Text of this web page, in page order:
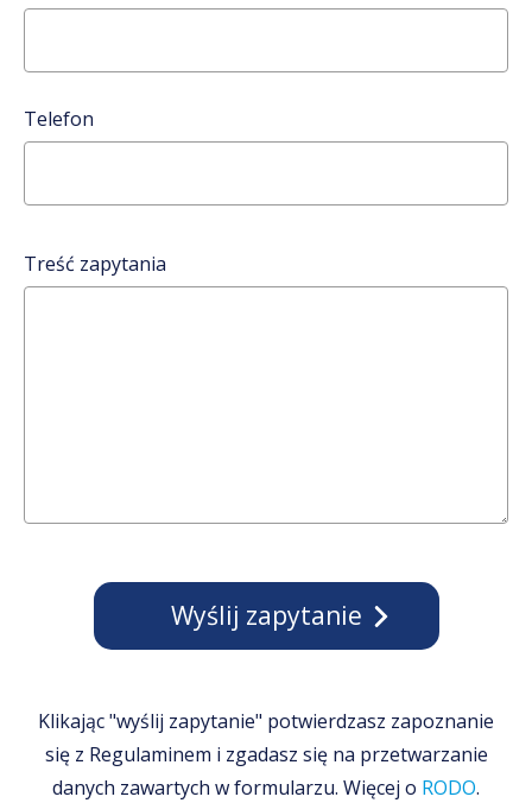
Telefon
Treść zapytania
Klikając "wyślij zapytanie" potwierdzasz zapoznanie
się z Regulaminem i zgadasz się na przetwarzanie
danych zawartych w formularzu. Więcej o RODO.